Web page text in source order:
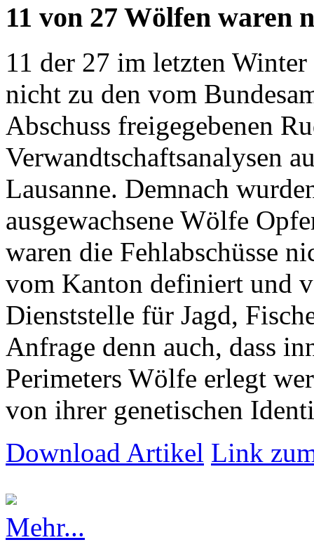
11 von 27 Wölfen waren
11 der 27 im letzten
nicht zu den vom
Abschuss freigegebenen
Verwandtschaftsanalysen
Lausanne. Demnach
ausgewachsene Wölfe
waren die Fehlabschüsse
vom Kanton definiert und
Dienststelle für Jagd,
Anfrage denn auch, dass
Perimeters Wölfe erlegt
von ihrer genetischen
Download Artikel Link
Mehr...